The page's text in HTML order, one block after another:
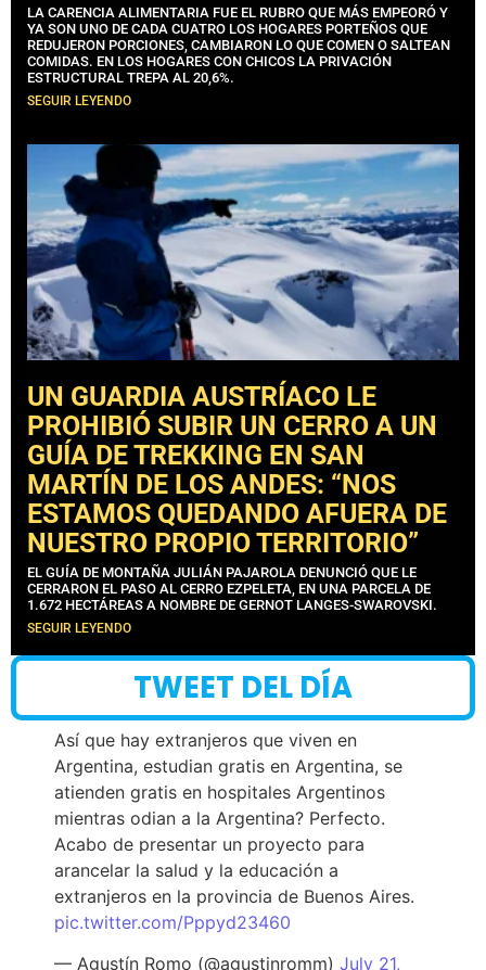
LA CARENCIA ALIMENTARIA FUE EL RUBRO QUE MÁS EMPEORÓ Y
YA SON UNO DE CADA CUATRO LOS HOGARES PORTEÑOS QUE
REDUJERON PORCIONES, CAMBIARON LO QUE COMEN O SALTEAN
COMIDAS. EN LOS HOGARES CON CHICOS LA PRIVACIÓN
ESTRUCTURAL TREPA AL 20,6%.
SEGUIR LEYENDO
UN GUARDIA AUSTRÍACO LE
PROHIBIÓ SUBIR UN CERRO A UN
GUÍA DE TREKKING EN SAN
MARTÍN DE LOS ANDES: “NOS
ESTAMOS QUEDANDO AFUERA DE
NUESTRO PROPIO TERRITORIO”
EL GUÍA DE MONTAÑA JULIÁN PAJAROLA DENUNCIÓ QUE LE
CERRARON EL PASO AL CERRO EZPELETA, EN UNA PARCELA DE
1.672 HECTÁREAS A NOMBRE DE GERNOT LANGES-SWAROVSKI.
SEGUIR LEYENDO
TWEET DEL DÍA
Así que hay extranjeros que viven en
Argentina, estudian gratis en Argentina, se
atienden gratis en hospitales Argentinos
mientras odian a la Argentina? Perfecto.
Acabo de presentar un proyecto para
arancelar la salud y la educación a
extranjeros en la provincia de Buenos Aires.
pic.twitter.com/Pppyd23460
— Agustín Romo (@agustinromm) July 21,